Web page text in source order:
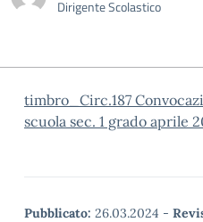
Dirigente Scolastico
timbro_Circ.187
scuola sec. 1 grado aprile
Pubblicato: 26.03.2024 -